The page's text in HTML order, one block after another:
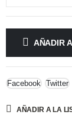
AÑADIR
Facebook Twitter
AÑADIR A LA